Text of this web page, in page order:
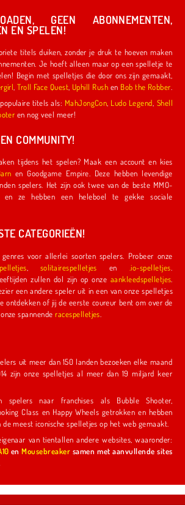
GEEN ABONNEMENTEN,
EN SPELEN!
titels duiken, zonder je druk te hoeven maken
Je hoeft alleen maar op een spelletje te
die door ons zijn gemaakt,
,Troll Face Quest Uphill Rush en Bob the Robber
We hebben ook andere populaire titels als: MahJongCon Ludo Legend Shell
en nog veel meer!
COMMUNITY!
tijdens het spelen? Maak een account en kies
Barn en Goodgame Empire. Deze hebben levendige
spelers. Het zijn ook twee van de beste MMO-
heleboel te gekke sociale
CATEGORIEËN!
voor allerlei soorten spelers. Probeer onze
solitairespelletjes en .io-spelletjes
Fashionista's van alle leeftijden zullen dol zijn op onze aankleedspelletjes
spelletjes
of jij de eerste coureur bent om over de
eindstreep te komen in onze spannenderacespelletjes
uit meer dan 150 landen bezoeken elke maand
zijn onze spelletjes al meer dan 19 miljard keer
spelers naar franchises als Bubble Shooter,
ze daarmee tot een van de meest iconische spelletjes op het web gemaakt.
van tientallen andere websites, waaronder:
enMousebreaker samen met aanvullende sites